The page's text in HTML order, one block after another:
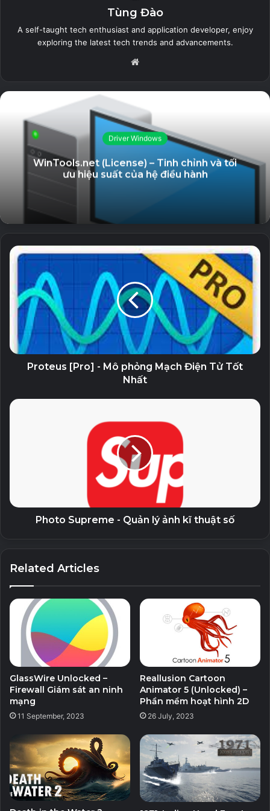
Menu phát tự động
GiliSoft Secure Disc Creator Unlocked
– Ghi đĩa CD/DVD và bảo mật dữ liệu
7 September, 2023
Stellar Repair for Video (All Editons
Eltima USB Network Gate Unlocked –
qua Internet
23 August, 2023
PowerISO hỗ trợ nhiều định dạng tập tin ảnh đĩa khác nhau
như BIN / CUE, DAA, UIF, DMG, MDF / MDS, ASHDISC, BWI
/ B5I, màn hình LCD, IMG, CDI, CIF, P01, PDI, NRG, NCD,
PXI, GI, FCD, VCD, C2D, BIF. Phần mềm này có thể tạo file
ISO hoặc tập tin CUE BIN từ các tập tin đĩa cứng. Các file
ISO này có khả năng khởi động và sử dụng như đĩa gốc.
Nhắc đến những công cụ tạo, quản lý và chuyển đổi ổ ảo
thì UltraISO là cái tên không nên bỏ qua vì những tính năng
phong phú và thú vị mà phần mềm này mang lại, đặc
biệt UltraISO hỗ trợ cho nhiều định dạng đĩa khác nhau, có
thể trích xuất nội dung tập tin ảnh đĩa.
=> Mật khẩu giải nén: PITVN
Tùng Đào
A self-taught tech enthusiast and application developer, enjoy
exploring the latest tech trends and advancements.
Driver Windows
WinTools.net (License) – Tinh chỉnh và tối
ưu hiệu suất của hệ điều hành
Proteus [Pro] - Mô phỏng Mạch Điện Tử Tốt
Nhất
Photo Supreme - Quản lý ảnh kĩ thuật số
Related Articles
GlassWire Unlocked –
Firewall Giám sát an ninh
mạng
11 September, 2023
Reallusion Cartoon
Animator 5 (Unlocked) –
Phần mềm hoạt hình 2D
26 July, 2023